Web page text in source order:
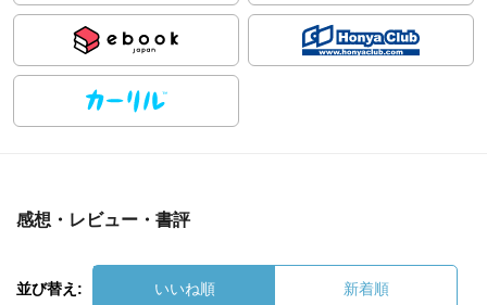
感想・レビュー・書評
並び替え: いいね順 新着順